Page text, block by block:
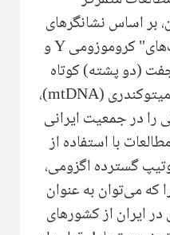
بر اساس نشانگرهای
کروموزومیYو
(دو پشته) کوتاه
(
mtDNA)،
را در جمعیت ایرانی
با استفاده از
گسترده اگزومی‌‌،
که می‌توان به عنوان
ایران از کشورهای